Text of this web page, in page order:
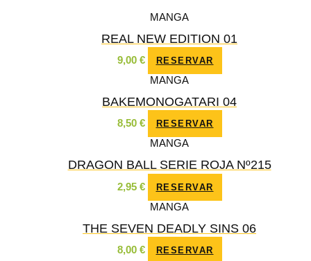
MANGA
REAL NEW EDITION 01
9,00 € RESERVAR
MANGA
BAKEMONOGATARI 04
8,50 € RESERVAR
MANGA
DRAGON BALL SERIE ROJA Nº215
2,95 € RESERVAR
MANGA
THE SEVEN DEADLY SINS 06
8,00 € RESERVAR